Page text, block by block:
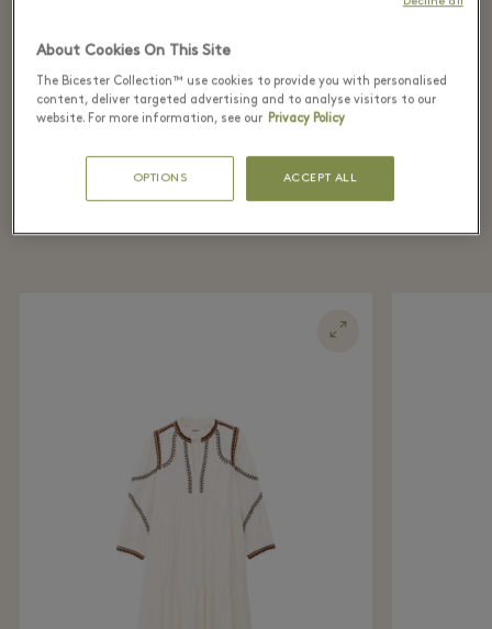
Luxury womenswear with effortless
Parisian style
About Cookies On This Site
The Bicester Collection™ use cookies to provide you with personalised
content, deliver targeted advertising and to analyse visitors to our
website. For more information, see our Privacy Policy
OPTIONS ACCEPT ALL